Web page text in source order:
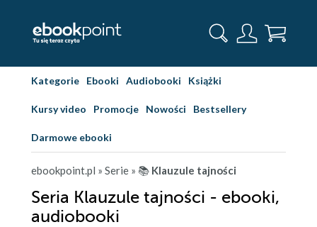
Kategorie Ebooki Audiobooki Książki
Kursy video Promocje Nowości Bestsellery
Darmowe ebooki
ebookpoint.pl » Serie » 📚 Klauzule tajności
Seria Klauzule tajności - ebooki,
audiobooki